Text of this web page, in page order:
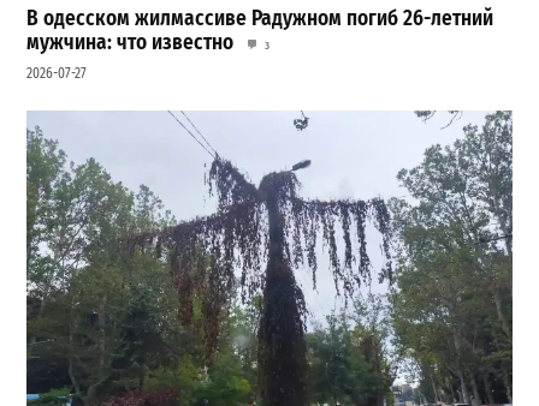
В одесском жилмассиве Радужном погиб 26-летний
мужчина: что известно
3
2026-07-27